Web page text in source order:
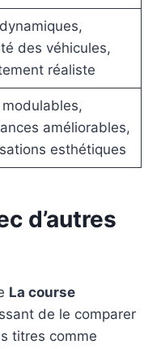
des véhicules,
réaliste
améliorables,
esthétiques
d’autres
La course
de le comparer
titres comme